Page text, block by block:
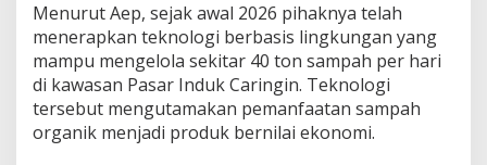
Menurut Aep, sejak awal 2026 pihaknya telah
menerapkan teknologi berbasis lingkungan yang
mampu mengelola sekitar 40 ton sampah per hari
di kawasan Pasar Induk Caringin. Teknologi
tersebut mengutamakan pemanfaatan sampah
organik menjadi produk bernilai ekonomi.